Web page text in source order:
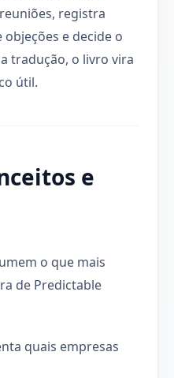
registra
e decide o
tradução, o livro vira
útil.
e
o que mais
de Predictable
quais empresas